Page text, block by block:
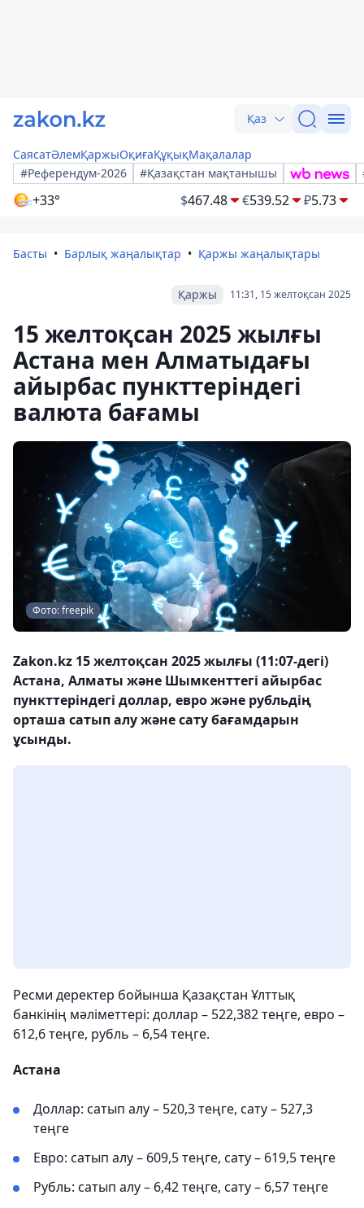
Қаз
СаясатӘлемҚаржыОқиғаҚұқықМақалалар
#Референдум-2026
#Қазақстан мақтанышы
+33° $467.48 €539.52 ₽5.73
Басты Барлық жаңалықтар Қаржы жаңалықтары
11:31, 15 желтоқсан 2025
Қаржы
15 желтоқсан 2025 жылғы
Астана мен Алматыдағы
айырбас пункттеріндегі
валюта бағамы
Фото: freepik
Zakon.kz 15 желтоқсан 2025 жылғы (11:07-дегі)
Астана, Алматы және Шымкенттегі айырбас
пункттеріндегі доллар, евро және рубльдің
орташа сатып алу және сату бағамдарын
ұсынды.
Ресми деректер бойынша Қазақстан Ұлттық
банкінің мәліметтері: доллар – 522,382 теңге, евро –
612,6 теңге, рубль – 6,54 теңге.
Астана
Доллар: сатып алу – 520,3 теңге, сату – 527,3
теңге
Евро: сатып алу – 609,5 теңге, сату – 619,5 теңге
Рубль: сатып алу – 6,42 теңге, сату – 6,57 теңге